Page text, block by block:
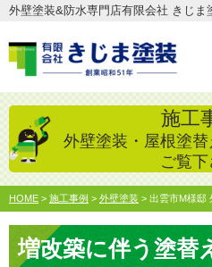
外壁塗装&防水専門店有限会社 きじま
施工
外壁塗装・屋根塗
ご覧
HOME > 施工事例 > 外壁塗装 > 出雲市M様邸 外
増改築に伴う塗替